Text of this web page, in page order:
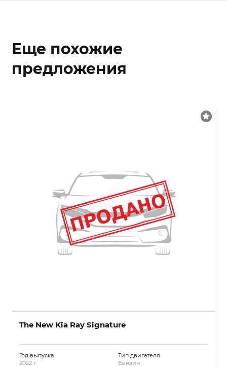
Еще похожие
предложения
The New Kia Ray Signature
Год выпуска
2022 г.
Тип двигателя
Бензин